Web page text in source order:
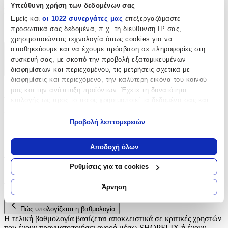
Υπεύθυνη χρήση των δεδομένων σας
Εμείς και οι 1022 συνεργάτες μας επεξεργαζόμαστε
προσωπικά σας δεδομένα, π.χ. τη διεύθυνση IP σας,
χρησιμοποιώντας τεχνολογία όπως cookies για να
αποθηκεύουμε και να έχουμε πρόσβαση σε πληροφορίες στη
συσκευή σας, με σκοπό την προβολή εξατομικευμένων
διαφημίσεων και περιεχομένου, τις μετρήσεις σχετικά με
διαφημίσεις και περιεχόμενο, την καλύτερη εικόνα του κοινού
μας και την ανάπτυξη προϊόντων. Έχετε τη δυνατότητα
Να συλλέξουμε πληροφορίες σχετικά με τη γεωγραφική
σας τοποθεσία, οι οποίες μπορεί να είναι ακριβείς σε
απόσταση μερικών μέτρων
Να αναγνωρίσουμε τη συσκευή σας σαρώνοντας ενεργά
για συγκεκριμένα χαρακτηριστικά (δακτυλικό αποτύπωμα)
Μάθετε περισσότερα σχετικά με τον τρόπο επεξεργασίας των
προσωπικών σας δεδομένων και καθορίστε τις προτιμήσεις σας
στηνενότητα “Λεπτομέρειες”. Μπορείτε να αλλάξετε ή να
ανακαλέσετε τη συγκατάθεσή σας ανά πάσα στιγμή από τη
Προβολή λεπτομερειών
Αποδοχή όλων
Ρυθμίσεις για τα cookies
Άρνηση
Θερμοκολλητικά
Χαρακτηριστικά
+
Χαρακτηριστικά
Αξιολογήσεις
Προς το παρόν δεν υπάρχουν άλλες αξιολογήσεις. Όταν
προστεθούν, θα εμφανιστούν εδώ.
Πώς υπολογίζεται η βαθμολογία
Η τελική βαθμολογία βασίζεται αποκλειστικά σε κριτικές χρηστών